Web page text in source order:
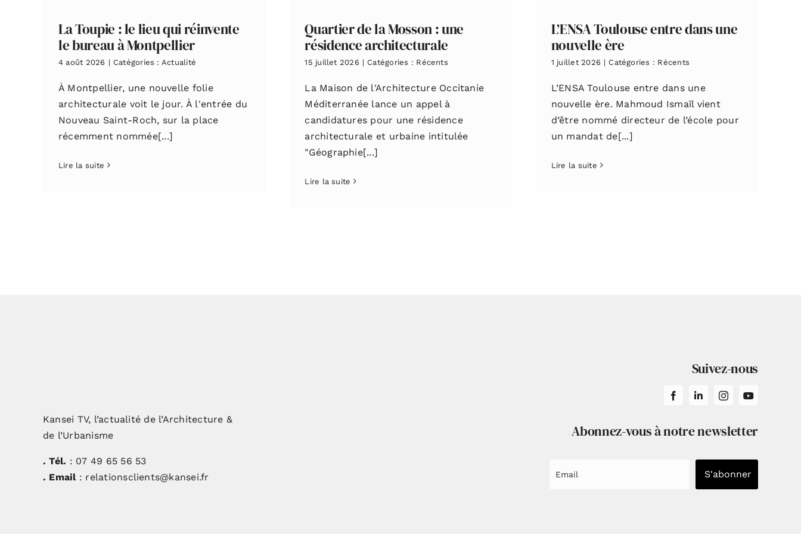
La Toupie : le lieu qui réinvente
le bureau à Montpellier
4 août 2026 | Catégories : Actualité
À Montpellier, une nouvelle folie
architecturale voit le jour. À l'entrée du
Nouveau Saint-Roch, sur la place
récemment nommée[...]
Lire la suite
Quartier de la Mosson : une
résidence architecturale
15 juillet 2026 | Catégories : Récents
La Maison de l'Architecture Occitanie
Méditerranée lance un appel à
candidatures pour une résidence
architecturale et urbaine intitulée
"Géographie[...]
Lire la suite
L’ENSA Toulouse entre dans une
nouvelle ère
1 juillet 2026 | Catégories : Récents
L’ENSA Toulouse entre dans une
nouvelle ère. Mahmoud Ismaïl vient
d’être nommé directeur de l’école pour
un mandat de[...]
Lire la suite
Kansei TV, l’actualité de l’Architecture &
de l’Urbanisme
. Tél. : 07 49 65 56 53
. Email: relationsclients@kansei.fr
Suivez-nous
Abonnez-vous à notre newsletter
S'abonner